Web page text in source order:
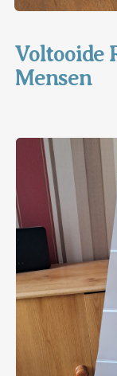
Voltooide
Mensen